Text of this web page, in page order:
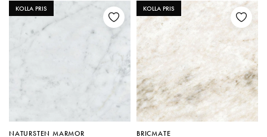
KOLLA PRIS
NATURSTEN MARMOR
KOLLA PRIS
BRICMATE